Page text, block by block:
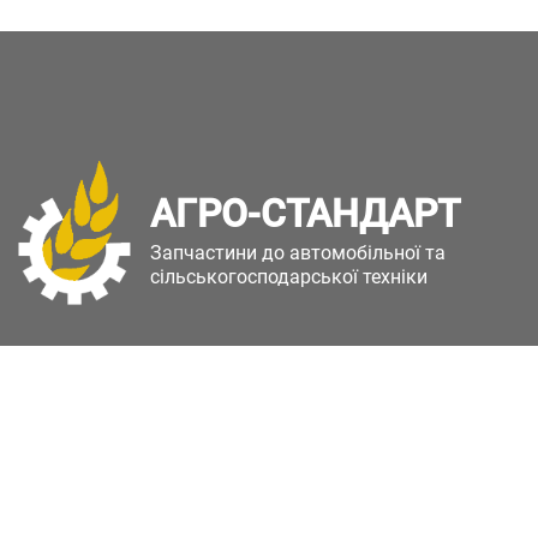
АГРО-СТАНДАРТ
Запчастини до автомобільної та
сільськогосподарської техніки